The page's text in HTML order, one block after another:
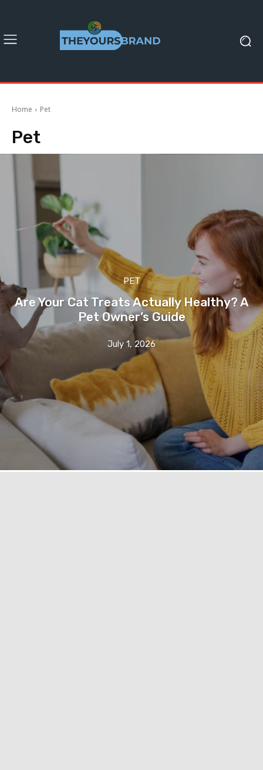
Home Pet
Pet
PET
Are Your Cat Treats Actually Healthy? A
Pet Owner’s Guide
July 1, 2026